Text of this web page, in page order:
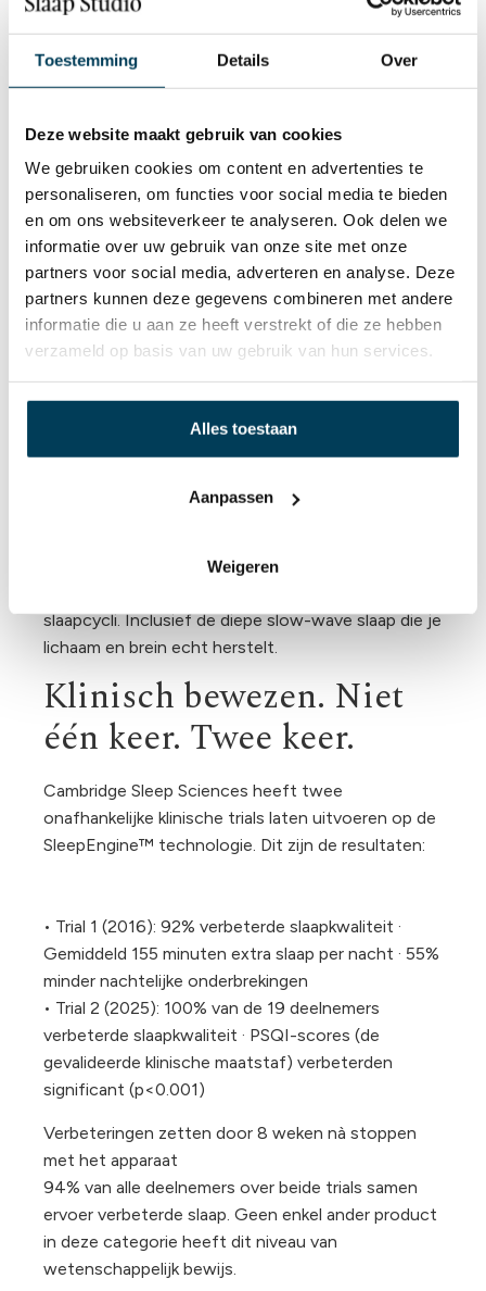
Toestemming Details Over
Deze website maakt gebruik van cookies
We gebruiken cookies om content en advertenties te
personaliseren, om functies voor social media te bieden
en om ons websiteverkeer te analyseren. Ook delen we
informatie over uw gebruik van onze site met onze
partners voor social media, adverteren en analyse. Deze
partners kunnen deze gegevens combineren met andere
informatie die u aan ze heeft verstrekt of die ze hebben
verzameld op basis van uw gebruik van hun services.
Alles toestaan
Aanpassen
Weigeren
wakker en kun je niet meer slapen. Of slaap je 7 uur
en voel je je toch gebroken als je opstaat.
Dat komt niet doordat jij iets verkeerd doet. Het
komt doordat je het ’ verkeerde probleem’ probeert
op te lossen.
Slaapapps meten je slaap. Witte ruis maskeert
geluiden. Slaapmiddelen sederen je brein. Maar geen
van deze traint je hersenen om anders te slapen.
Dat is het verschil.
Hoe de SleepEngine™
POD werkt
de hele nacht gepatenteerde neuro-akoestische
geluidspatronen af. Deze patronen zijn nauwelijks
hoorbaar maar je hersengolven volgen ze
Denk aan een concert: eerst klapt iedereen door
als één. Dat is wat er in je slaapbrein gebeurt. Het
slaapcycli. Inclusief de diepe slow-wave slaap die je
lichaam en brein echt herstelt.
Klinisch bewezen. Niet
één keer. Twee keer.
Cambridge Sleep Sciences heeft twee
onafhankelijke klinische trials laten uitvoeren op de
SleepEngine™ technologie. Dit zijn de resultaten:
• Trial 1 (2016): 92% verbeterde slaapkwaliteit ·
Gemiddeld 155 minuten extra slaap per nacht · 55%
minder nachtelijke onderbrekingen
• Trial 2 (2025): 100% van de 19 deelnemers
verbeterde slaapkwaliteit · PSQI-scores (de
gevalideerde klinische maatstaf) verbeterden
significant (p<0.001)
Verbeteringen zetten door 8 weken nà stoppen
met het apparaat
94% van alle deelnemers over beide trials samen
ervoer verbeterde slaap. Geen enkel ander product
in deze categorie heeft dit niveau van
wetenschappelijk bewijs.